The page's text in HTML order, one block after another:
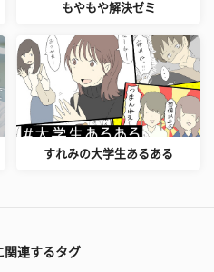
もやもや解決ゼミ
すれみの大学生あるある
関連するタグ